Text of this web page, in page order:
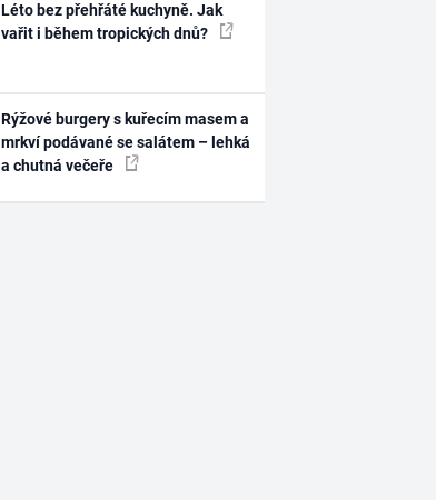
Léto bez přehřáté kuchyně. Jak
vařit i během tropických dnů?
Rýžové burgery s kuřecím masem a
mrkví podávané se salátem – lehká
a chutná večeře